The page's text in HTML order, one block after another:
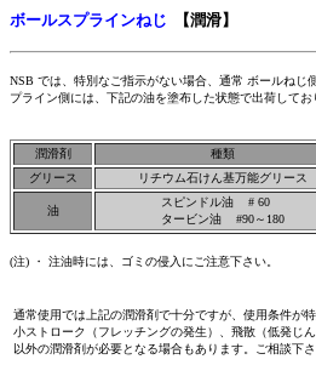
ボールスプラインねじ 【潤滑】
NSB では、特別なご指示がない場合、通常 ボールねじ
プライン側には、下記の油を塗布した状態で出荷してお
潤滑剤 種類
グリース
リチウム石けん基万能グリース
油
スピンドル油 # 60
タービン油 #90～180
(注) ・ 注油時には、ゴミの侵入にご注意下さい。
通常使用では上記の潤滑剤で十分ですが、使用条件が
小ストローク（フレッチングの発生）、飛散（低発じ
以外の潤滑剤が必要となる場合もあります。ご相談下さ